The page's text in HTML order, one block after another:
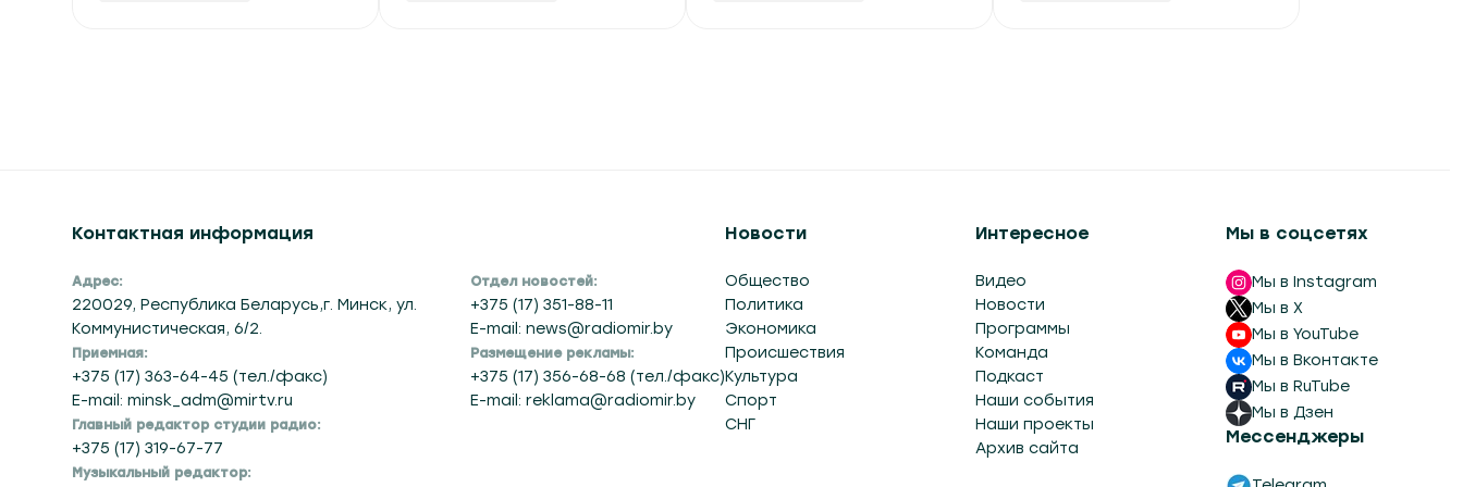
Контактная информация
Адрес:
220029, Республика Беларусь,г. Минск, ул.
Коммунистическая, 6/2.
Приемная:
+375 (17) 363-64-45 (тел./факс)
E-mail: minsk_adm@mirtv.ru
Главный редактор студии радио:
+375 (17) 319-67-77
Музыкальный редактор:
Отдел новостей:
+375 (17) 351-88-11
E-mail: news@radiomir.by
Размещение рекламы:
+375 (17) 356-68-68 (тел./факс)
E-mail: reklama@radiomir.by
Новости
Общество
Политика
Экономика
Происшествия
Культура
Спорт
СНГ
Интересное
Видео
Новости
Программы
Команда
Подкаст
Наши события
Наши проекты
Архив сайта
Мы в соцсетях
Мы в Instagram
Мы в X
Мы в YouTube
Мы в Вконтакте
Мы в RuTube
Мы в Дзен
Мессенджеры